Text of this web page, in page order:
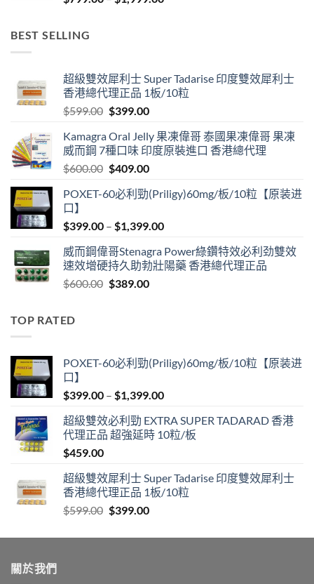
BEST SELLING
超級雙效犀利士 Super Tadarise 印度雙效犀利士
香港總代理正品 1板/10粒
$599.00 Original
was:
$599.00.
$399.00Current
is:
$399.00.
Kamagra Oral Jelly 果凍偉哥 泰國果凍偉哥 果凍
威而鋼 7種口味 印度原裝進口 香港總代理
$600.00 Original
was:
$409.00Current
is:
POXET-60必利勁(Priligy)60mg/板/10粒【原装进
口】
$399.00 – $1,399.00Price
$399.00
through
威而鋼偉哥Stenagra Power綠鑽特效必利劲雙效
速效增硬持久助勃壯陽藥 香港總代理正品
$600.00 Original
$389.00Current
TOP RATED
POXET-60必利勁(Priligy)60mg/板/10粒【原装进
口】
$399.00 – $1,399.00Price
$399.00
through
超級雙效必利勁 EXTRA SUPER TADARAD 香港
代理正品 超強延時 10粒/板
$459.00
超級雙效犀利士 Super Tadarise 印度雙效犀利士
香港總代理正品 1板/10粒
$599.00 Original
was:
$399.00Current
is:
關於我們